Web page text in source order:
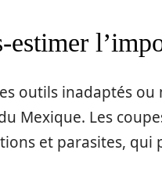
estimer
outils inadaptés
Mexique. Les
et parasites,